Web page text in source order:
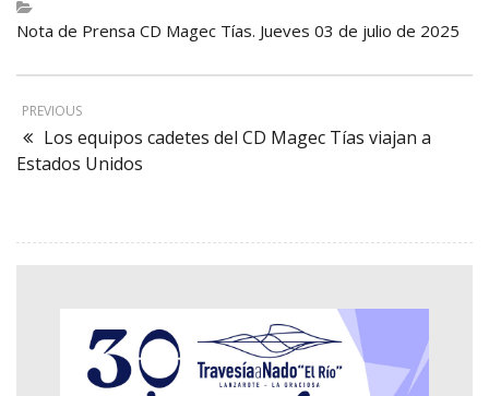
Nota de Prensa CD Magec Tías. Jueves 03 de julio de 2025
PREVIOUS
Los equipos cadetes del CD Magec Tías viajan a
Estados Unidos